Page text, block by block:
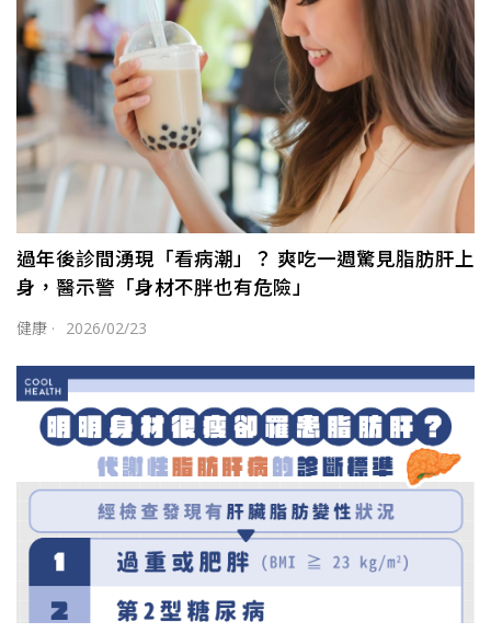
過年後診間湧現「看病潮」？ 爽吃一週驚見脂肪肝上
身，醫示警「身材不胖也有危險」
健康 · 2026/02/23